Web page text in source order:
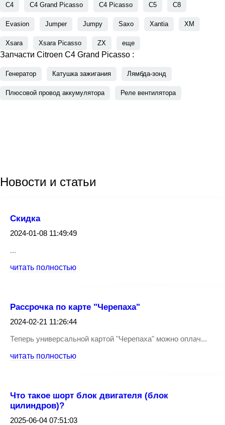
C4 C4 Grand Picasso C4 Picasso C5 C8
Evasion Jumper Jumpy Saxo Xantia XM
Xsara Xsara Picasso ZX еще
Запчасти Citroen C4 Grand Picasso :
Генератор Катушка зажигания Лямбда-зонд
Плюсовой провод аккумулятора Реле вентилятора
Новости и статьи
Скидка
2024-01-08 11:49:49
...
читать полностью
Рассрочка по карте "Черепаха"
2024-02-21 11:26:44
Теперь универсальной картой "Черепаха" можно оплач...
читать полностью
Что такое шорт блок двигателя (блок
цилиндров)?
2025-06-04 07:51:03